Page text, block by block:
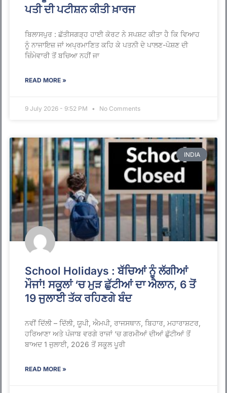
ਪਤੀ ਦੀ ਪਟੀਸ਼ਨ ਕੀਤੀ ਖ਼ਾਰਜ
ਬਿਲਾਸਪੁਰ : ਛੱਤੀਸਗੜ੍ਹ ਹਾਈ ਕੋਰਟ ਨੇ ਸਪਸ਼ਟ ਕੀਤਾ ਹੈ ਕਿ ਵਿਆਹ
ਨੂੰ ਨਾਜਾਇਜ਼ ਜਾਂ ਅਪ੍ਰਮਾਣਿਤ ਕਹਿ ਕੇ ਪਤਨੀ ਦੇ ਪਾਲਣ-ਪੋਸ਼ਣ ਦੀ
ਜ਼ਿੰਮੇਵਾਰੀ ਤੋਂ ਬਚਿਆ ਨਹੀਂ ਜਾ
READ MORE »
9 July 2026 - 9:52 PM No Comments
INDIA
School Holidays : ਬੱਚਿਆਂ ਨੂੰ ਲੱਗੀਆਂ
ਮੌਜਾਂ! ਸਕੂਲਾਂ ‘ਚ ਮੁੜ ਛੁੱਟੀਆਂ ਦਾ ਐਲਾਨ, 6 ਤੋਂ
19 ਜੁਲਾਈ ਤੱਕ ਰਹਿਣਗੇ ਬੰਦ
ਨਵੀਂ ਦਿੱਲੀ – ਦਿੱਲੀ, ਯੂਪੀ, ਐਮਪੀ, ਰਾਜਸਥਾਨ, ਬਿਹਾਰ, ਮਹਾਰਾਸ਼ਟਰ,
ਹਰਿਆਣਾ ਅਤੇ ਪੰਜਾਬ ਵਰਗੇ ਰਾਜਾਂ ‘ਚ ਗਰਮੀਆਂ ਦੀਆਂ ਛੁੱਟੀਆਂ ਤੋਂ
ਬਾਅਦ 1 ਜੁਲਾਈ, 2026 ਤੋਂ ਸਕੂਲ ਪੂਰੀ
READ MORE »